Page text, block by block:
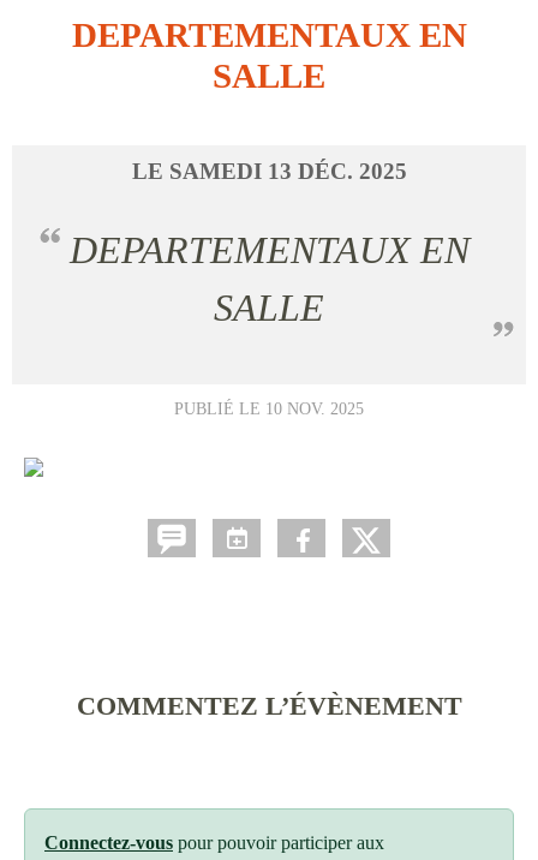
DEPARTEMENTAUX EN
SALLE
LE SAMEDI 13 DÉC. 2025
DEPARTEMENTAUX EN
SALLE
PUBLIÉ LE 10 NOV. 2025
COMMENTEZ L’ÉVÈNEMENT
Connectez-vous pour pouvoir participer aux